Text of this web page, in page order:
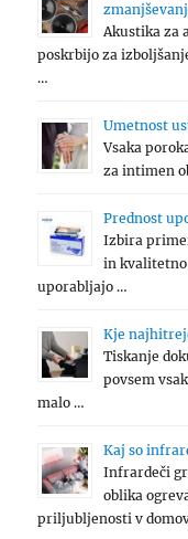
Akustika za
poskrbijo za
…
Umetnost
Vsaka
za intimen
Prednost
Izbira
in
uporabljajo …
Kje
Tiskanje
povsem
malo …
Kaj so
Infrardeči
oblika
priljubljenosti v